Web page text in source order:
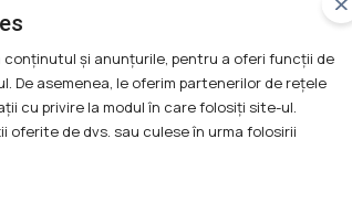
posturi
și anunțurile, pentru a oferi funcții de
De asemenea, le oferim partenerilor de rețele
cu privire la modul în care folosiți site-ul.
de dvs. sau culese în urma folosirii